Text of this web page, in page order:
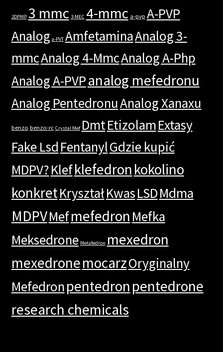
2DPMP 3 mmc 3-MEC 4-mmc a-pvp A-PVP
Analog a-PVT AmfetaminaAnalog 3-
mmcAnalog 4-MmcAnalog A-Php
Analog A-PVPanalog mefedronu
Analog PentedronuAnalog Xanaxu
benzo benzo-rc Crystal Mef DmtEtizolamExtasy
Fake Lsd FentanylGdzie kupić
MDPV?Klefklefedronkokolino
konkretKryształKwasLSDMdma
MDPVMefmefedron Mefka
Meksedrone Metafedron mexedron
mexedronemocarzOryginalny
Mefedronpentedronpentedrone
research chemicals